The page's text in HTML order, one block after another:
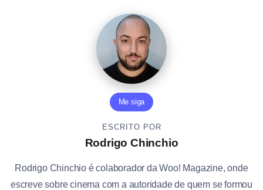
Me siga
ESCRITO POR
Rodrigo Chinchio
Rodrigo Chinchio é colaborador da Woo! Magazine, onde
escreve sobre cinema com a autoridade de quem se formou